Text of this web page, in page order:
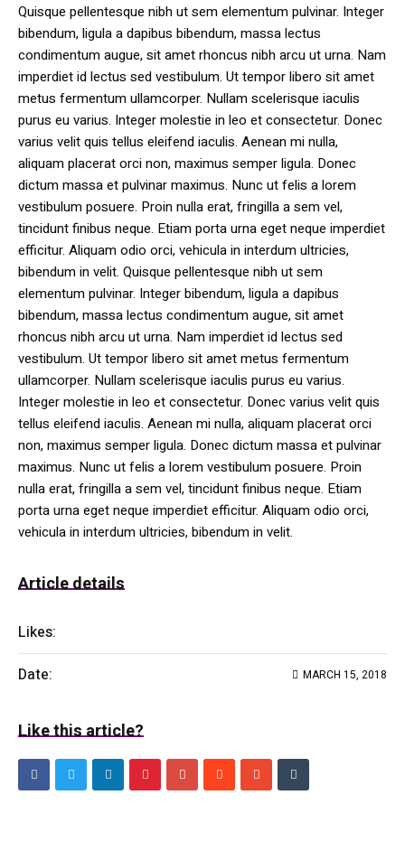
Quisque pellentesque nibh ut sem elementum pulvinar. Integer
bibendum, ligula a dapibus bibendum, massa lectus
condimentum augue, sit amet rhoncus nibh arcu ut urna. Nam
imperdiet id lectus sed vestibulum. Ut tempor libero sit amet
metus fermentum ullamcorper. Nullam scelerisque iaculis
purus eu varius. Integer molestie in leo et consectetur. Donec
varius velit quis tellus eleifend iaculis. Aenean mi nulla,
aliquam placerat orci non, maximus semper ligula. Donec
dictum massa et pulvinar maximus. Nunc ut felis a lorem
vestibulum posuere. Proin nulla erat, fringilla a sem vel,
tincidunt finibus neque. Etiam porta urna eget neque imperdiet
efficitur. Aliquam odio orci, vehicula in interdum ultricies,
bibendum in velit. Quisque pellentesque nibh ut sem
elementum pulvinar. Integer bibendum, ligula a dapibus
bibendum, massa lectus condimentum augue, sit amet
rhoncus nibh arcu ut urna. Nam imperdiet id lectus sed
vestibulum. Ut tempor libero sit amet metus fermentum
ullamcorper. Nullam scelerisque iaculis purus eu varius.
Integer molestie in leo et consectetur. Donec varius velit quis
tellus eleifend iaculis. Aenean mi nulla, aliquam placerat orci
non, maximus semper ligula. Donec dictum massa et pulvinar
maximus. Nunc ut felis a lorem vestibulum posuere. Proin
nulla erat, fringilla a sem vel, tincidunt finibus neque. Etiam
porta urna eget neque imperdiet efficitur. Aliquam odio orci,
vehicula in interdum ultricies, bibendum in velit.
Article details
Likes:
Date: MARCH 15, 2018
Like this article?